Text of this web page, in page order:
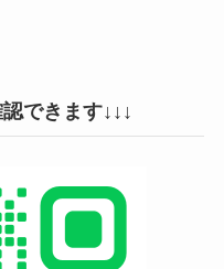
できます↓↓↓